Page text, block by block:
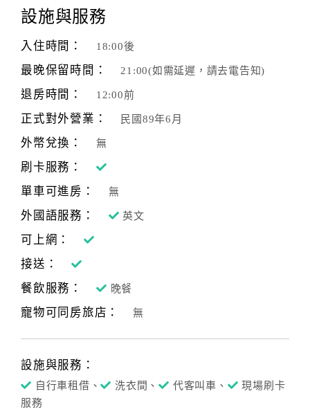
顧
客
滿
度
訂
單
理
會
員
戶
客
絡
單
設施與服務
入住時間： 18:00後
最晚保留時間： 21:00(如需延遲，請去電告知)
退房時間： 12:00前
正式對外營業： 民國89年6月
外幣兌換： 無
刷卡服務：
單車可進房：
無
外國語服務： 英文
可上網：
接送：
餐飲服務：
晚餐
寵物可同房旅店： 無
設施與服務：
自行車租借、 洗衣間、 代客叫車、
現場刷卡
服務